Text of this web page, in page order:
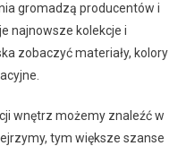
gromadzą producentów i
najnowsze kolekcje i
zobaczyć materiały, kolory
wnętrz możemy znaleźć w
tym większe szanse